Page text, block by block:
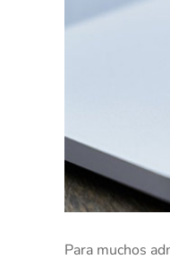
Para muchos